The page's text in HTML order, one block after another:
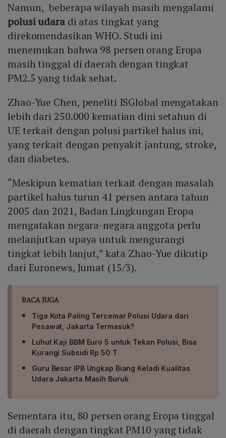
Namun, beberapa wilayah masih mengalami
polusi udara di atas tingkat yang
direkomendasikan WHO. Studi ini
menemukan bahwa 98 persen orang Eropa
masih tinggal di daerah dengan tingkat
PM2.5 yang tidak sehat.
Zhao-Yue Chen, peneliti ISGlobal mengatakan
lebih dari 250.000 kematian dini setahun di
UE terkait dengan polusi partikel halus ini,
yang terkait dengan penyakit jantung, stroke,
dan diabetes.
“Meskipun kematian terkait dengan masalah
partikel halus turun 41 persen antara tahun
2005 dan 2021, Badan Lingkungan Eropa
mengatakan negara-negara anggota perlu
melanjutkan upaya untuk mengurangi
tingkat lebih lanjut,” kata Zhao-Yue dikutip
dari Euronews, Jumat (15/3).
BACA JUGA
Tiga Kota Paling Tercemar Polusi Udara dari
Pesawat, Jakarta Termasuk?
Luhut Kaji BBM Euro 5 untuk Tekan Polusi, Bisa
Kurangi Subsidi Rp 50 T
Guru Besar IPB Ungkap Biang Keladi Kualitas
Udara Jakarta Masih Buruk
Sementara itu, 80 persen orang Eropa tinggal
di daerah dengan tingkat PM10 yang tidak